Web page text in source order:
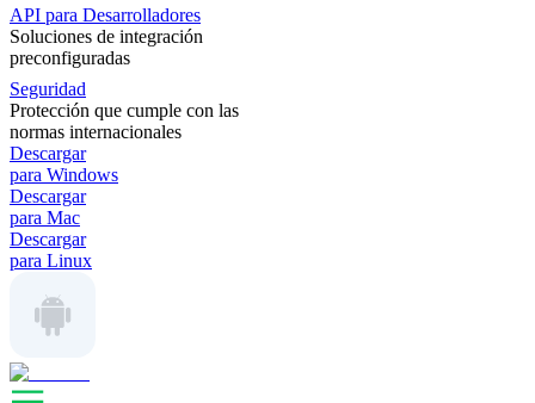
API para Desarrolladores
Soluciones de integración
preconfiguradas
Seguridad
Protección que cumple con las
normas internacionales
Descargar
para Windows
Descargar
para Mac
Descargar
para Linux